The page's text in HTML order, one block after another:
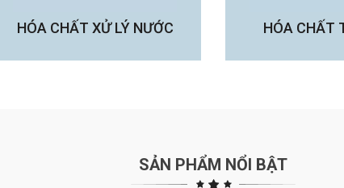
HÓA CHẤT XỬ LÝ NƯỚC HÓA CHẤT
SẢN PHẨM NỔI BẬT